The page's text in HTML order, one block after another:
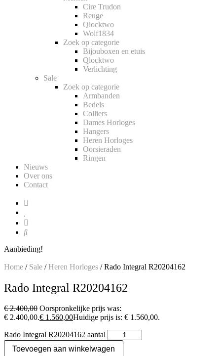
Cire Trudon
Reuge
Qlocktwo
Wolf1834
Zoek op categorie
Bijouboxen en etuis
Qlocktwo
Verlichting
Sale
Zoek op categorie
Armbanden
Bedels
Colliers
Dames Horloges
Hangers
Heren Horloges
Oorsieraden
Ringen
Nieuws
Over ons
Contact
Aanbieding!
Home / Sale /Heren Horloges / Rado Integral R20204162
Rado Integral R20204162
€2.400,00 Oorspronkelijke prijs was:
€ 2.400,00.€ 1.560,00Huidige prijs is: € 1.560,00.
Rado Integral R20204162 aantal
Toevoegen aan winkelwagen